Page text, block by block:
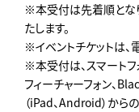
※本受付は先着順とな
たします。
※イベントチケットは、
※本受付は、スマート
フィーチャーフォン、
（iPad、Android）から